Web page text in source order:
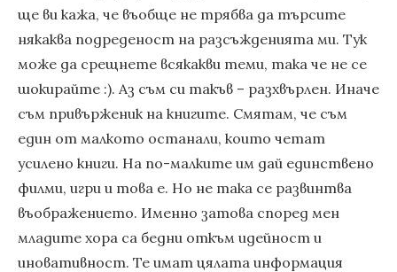
ще ви кажа, че въобще не трябва да търсите
някаква подреденост на разсъжденията ми. Тук
може да срещнете всякакви теми, така че не се
шокирайте :). Аз съм си такъв – разхвърлен. Иначе
съм привърженик на книгите. Смятам, че съм
един от малкото останали, които четат
усилено книги. На по-малките им дай единствено
филми, игри и това е. Но не така се развинтва
въображението. Именно затова според мен
младите хора са бедни откъм идейност и
иновативност. Те имат цялата информация